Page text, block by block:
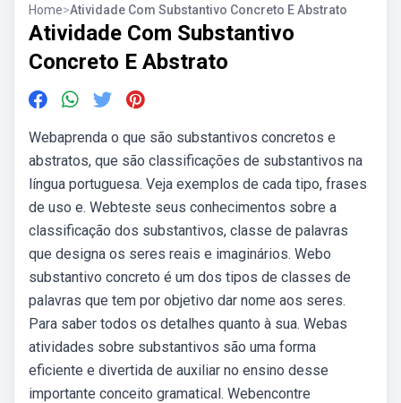
Home>Atividade Com Substantivo Concreto E Abstrato
Atividade Com Substantivo
Concreto E Abstrato
Webaprenda o que são substantivos concretos e
abstratos, que são classificações de substantivos na
língua portuguesa. Veja exemplos de cada tipo, frases
de uso e. Webteste seus conhecimentos sobre a
classificação dos substantivos, classe de palavras
que designa os seres reais e imaginários. Webo
substantivo concreto é um dos tipos de classes de
palavras que tem por objetivo dar nome aos seres.
Para saber todos os detalhes quanto à sua. Webas
atividades sobre substantivos são uma forma
eficiente e divertida de auxiliar no ensino desse
importante conceito gramatical. Webencontre